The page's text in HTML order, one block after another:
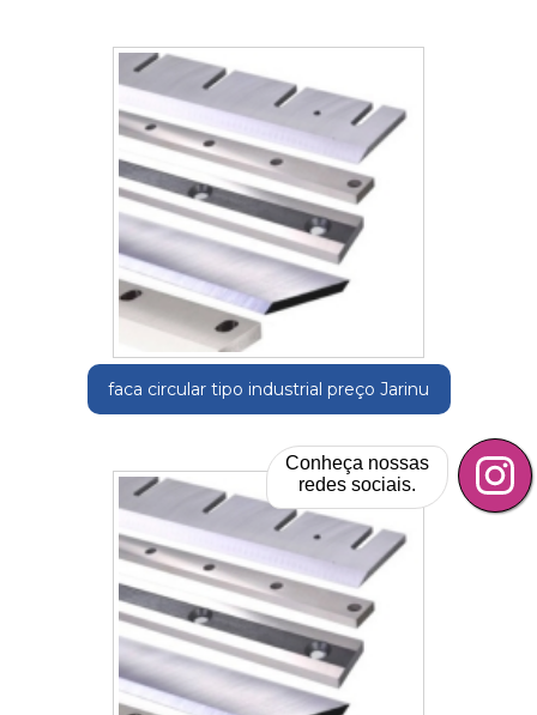
faca circular tipo industrial preço Jarinu
Conheça nossas
redes sociais.